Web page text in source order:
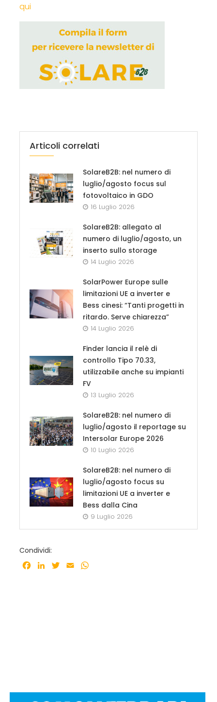
qui
Articoli correlati
SolareB2B: nel numero di
luglio/agosto focus sul
fotovoltaico in GDO
16 Luglio 2026
SolareB2B: allegato al
numero di luglio/agosto, un
inserto sullo storage
14 Luglio 2026
SolarPower Europe sulle
limitazioni UE a inverter e
Bess cinesi: “Tanti progetti in
ritardo. Serve chiarezza”
14 Luglio 2026
Finder lancia il relè di
controllo Tipo 70.33,
utilizzabile anche su impianti
FV
13 Luglio 2026
SolareB2B: nel numero di
luglio/agosto il reportage su
Intersolar Europe 2026
10 Luglio 2026
SolareB2B: nel numero di
luglio/agosto focus su
limitazioni UE a inverter e
Bess dalla Cina
9 Luglio 2026
Condividi:
Facebook
LinkedInTwitter
Email